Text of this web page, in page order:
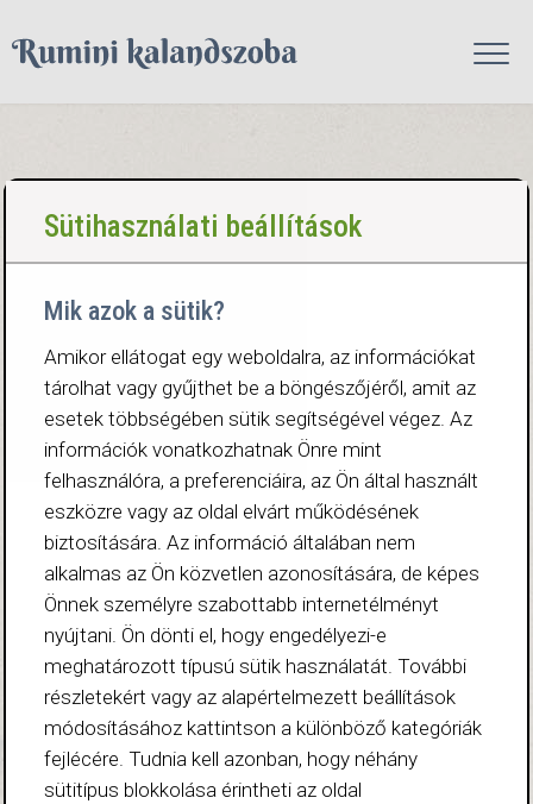
Sütihasználati beállítások
Mik azok a sütik?
Amikor ellátogat egy weboldalra, az információkat
tárolhat vagy gyűjthet be a böngészőjéről, amit az
esetek többségében sütik segítségével végez. Az
információk vonatkozhatnak Önre mint
felhasználóra, a preferenciáira, az Ön által használt
eszközre vagy az oldal elvárt működésének
biztosítására. Az információ általában nem
alkalmas az Ön közvetlen azonosítására, de képes
Önnek személyre szabottabb internetélményt
nyújtani. Ön dönti el, hogy engedélyezi-e
meghatározott típusú sütik használatát. További
részletekért vagy az alapértelmezett beállítások
módosításához kattintson a különböző kategóriák
fejlécére. Tudnia kell azonban, hogy néhány
sütitípus blokkolása érintheti az oldal